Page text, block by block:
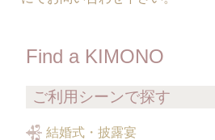
Find a KIMONO
ご利用シーンで探す
結婚式・披露宴